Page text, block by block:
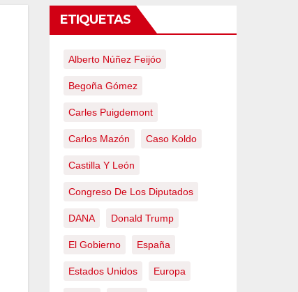
ETIQUETAS
Alberto Núñez Feijóo
Begoña Gómez
Carles Puigdemont
Carlos Mazón Caso Koldo
Castilla Y León
Congreso De Los Diputados
DANA Donald Trump
El Gobierno España
Estados Unidos Europa